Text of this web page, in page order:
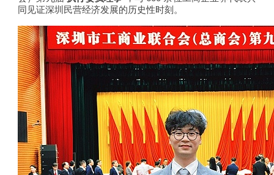
同见证深圳民营经济发展的历史性时刻。